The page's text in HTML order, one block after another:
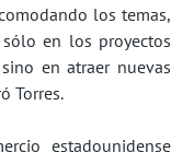
los temas,
en los proyectos
en atraer nuevas
Torres.
estadounidense